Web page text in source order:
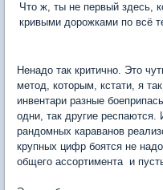
Что ж, ты не первый здесь,
кривыми дорожками по всё
Ненадо так критично. Это
метод, которым, кстати, я
инвентари разные
одни, так другие респаются.
рандомных караванов
крупных цифр боятся не
общего ассортимента  и